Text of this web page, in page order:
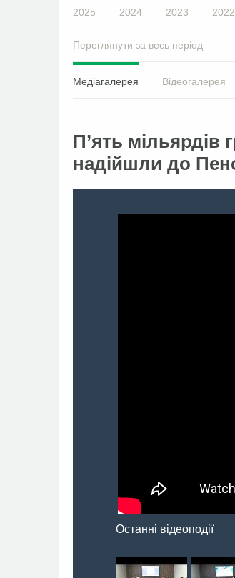
2025 2024 2023 2022
Переглянути за весь період
Медіагалерея Відеогалерея
П’ять мільярдів
надійшли до
Останні відеоподії